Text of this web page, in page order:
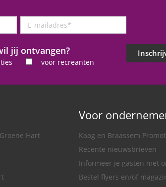
mailadres
jij ontvangen?
voor recreanten
Hart
Voor
Kaag en Braassem
Recente nieuwsbrieven
Informeer je gasten met
Bestel flyers en/of